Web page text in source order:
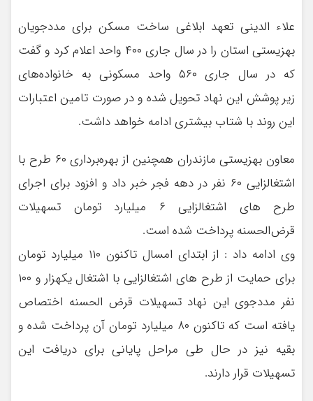
علاء الدینی تعهد ابلاغی ساخت مسکن برای مددجویان
بهزیستی استان را در سال جاری ۴۰۰ واحد اعلام کرد و گفت
که در سال جاری ۵۶۰ واحد مسکونی به خانواده‌های
زیر پوشش این نهاد تحویل شده و در صورت تامین اعتبارات
این روند با شتاب بیشتری ادامه خواهد داشت.
معاون بهزیستی مازندران همچنین از بهره‌برداری ۶۰ طرح با
اشتغالزایی ۶۰ نفر در دهه فجر خبر داد و افزود برای اجرای
طرح های اشتغالزایی ۶ میلیارد تومان تسهیلات
قرض‌الحسنه پرداخت شده است.
وی ادامه داد : از ابتدای امسال تاکنون ۱۱۰ میلیارد تومان
برای حمایت از طرح های اشتغالزایی با اشتغال یکهزار و ۱۰۰
نفر مددجوی این نهاد تسهیلات قرض الحسنه اختصاص
یافته است که تاکنون ۸۰ میلیارد تومان آن پرداخت شده و
بقیه نیز در حال طی مراحل پایانی برای دریافت این
تسهیلات قرار دارند.